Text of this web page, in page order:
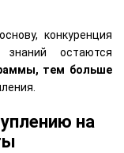
конкуренция
остаются
тем больше
на